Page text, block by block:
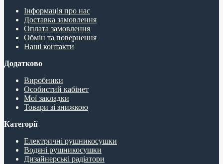
Інформація про нас
Доставка замовлення
Оплата замовлення
Обмін та повернення
Наші контакти
Додатково
Виробники
Особистий кабінет
Мої закладки
Товари зі знижкою
Категорії
Електричні рушникосушки
Водяні рушникосушки
Дизайнерські радіатори